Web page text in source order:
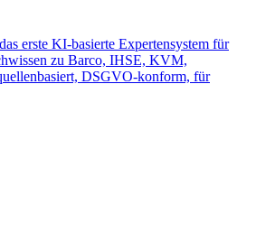
erste KI-basierte Expertensystem für
zu Barco, IHSE, KVM,
DSGVO-konform, für